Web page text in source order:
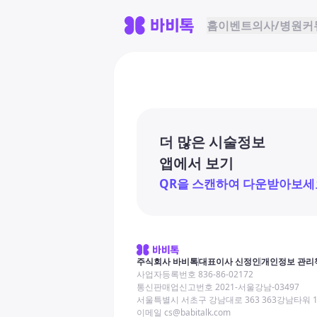
홈이벤트의사/병원커
더 많은 시술정보
앱에서 보기
QR을 스캔하여 다운받아보세
주식회사 바비톡대표이사 신정인개인정보 관리
사업자등록번호 836-86-02172
통신판매업신고번호 2021-서울강남-03497
서울특별시 서초구 강남대로 363 363강남타워
이메일 cs@babitalk.com